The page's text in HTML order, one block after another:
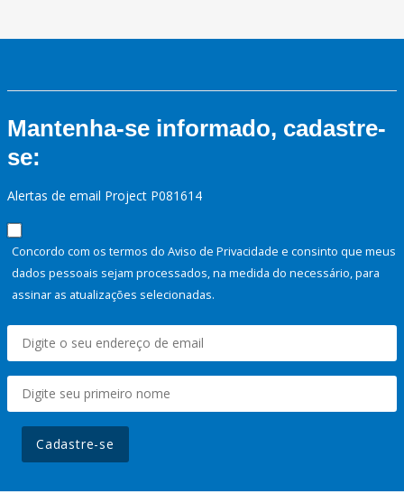
Mantenha-se informado, cadastre-
se:
Alertas de email Project P081614
Concordo com os termos do Aviso de Privacidade e consinto que meus
dados pessoais sejam processados, na medida do necessário, para
assinar as atualizações selecionadas.
Cadastre-se